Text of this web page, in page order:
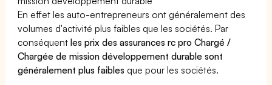
En effet les auto-entrepreneurs ont généralement des
volumes d'activité plus faibles que les sociétés. Par
conséquentles prix des assurances rc pro Chargé /
Chargée de mission développement durable sont
généralement plus faibles que pour les sociétés.